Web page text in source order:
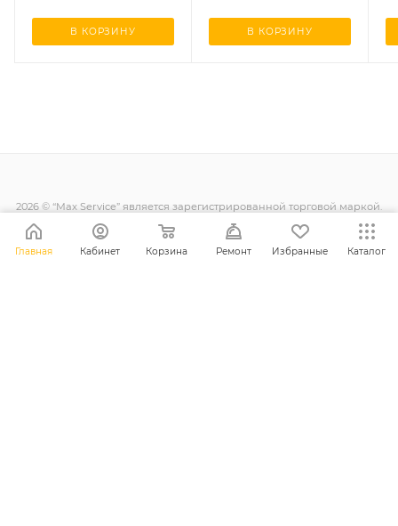
В КОРЗИНУ В КОРЗИНУ
2026 © “Max Service” является зарегистрированной торговой маркой.
Все права защищены.
Главная Кабинет Корзина Ремонт Избранные Каталог